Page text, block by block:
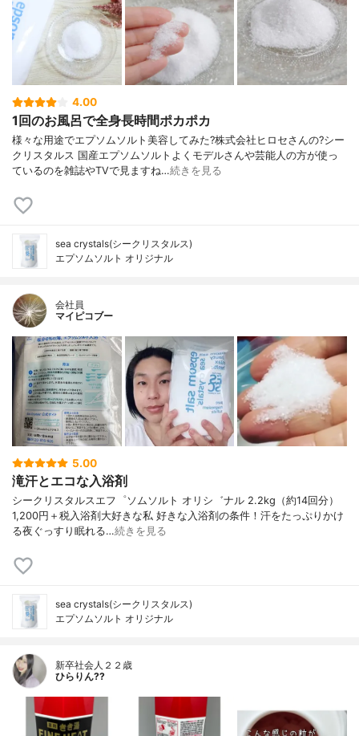
4.00
1回のお風呂で全身長時間ポカポカ
様々な用途でエプソムソルト美容してみた?株式会社ヒロセさんの?シー
クリスタルス 国産エプソムソルトよくモデルさんや芸能人の方が使っ
ているのを雑誌やTVで見ますね…続きを見る
sea crystals(シークリスタルス)
エプソムソルト オリジナル
会社員
マイピコブー
5.00
滝汗とエコな入浴剤
シークリスタルスエフ゜ソムソルト オリシ゛ナル 2.2kg（約14回分）
1,200円＋税入浴剤大好きな私 好きな入浴剤の条件！汗をたっぷりかけ
る夜ぐっすり眠れる…続きを見る
sea crystals(シークリスタルス)
エプソムソルト オリジナル
新卒社会人２２歳
ひらりん??